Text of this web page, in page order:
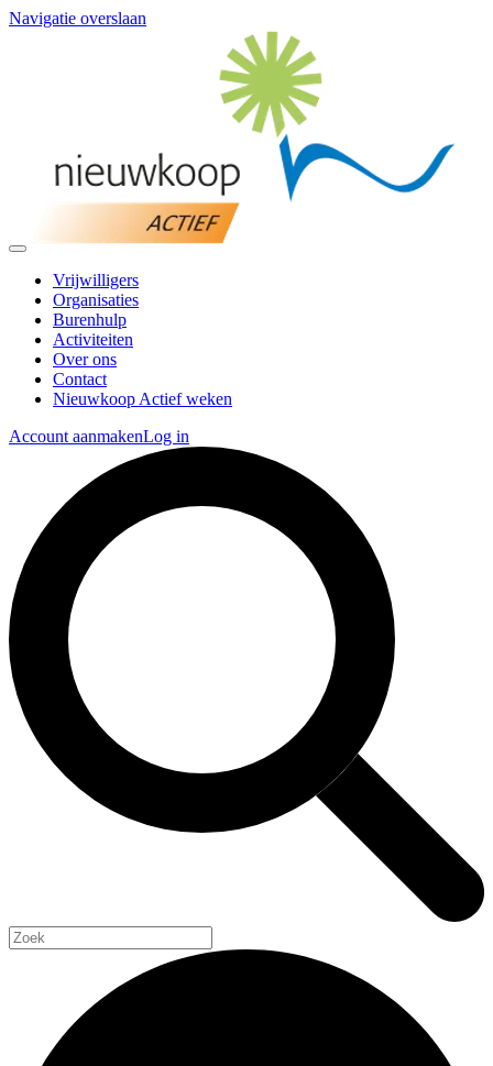
Navigatie overslaan
Vrijwilligers
Organisaties
Burenhulp
Activiteiten
Over ons
Contact
Nieuwkoop Actief weken
Account aanmakenLog in